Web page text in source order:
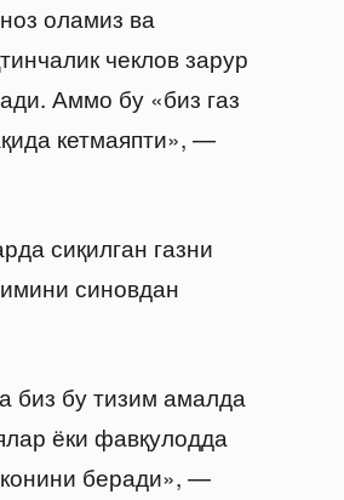
оламиз ва
чеклов зарур
Аммо бу «биз газ
кетмаяпти», —
сиқилган газни
синовдан
биз бу тизим амалда
ёки фавқулодда
беради», —